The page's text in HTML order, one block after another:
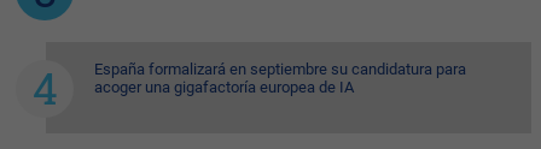
España formalizará en septiembre su candidatura para
acoger una gigafactoría europea de IA